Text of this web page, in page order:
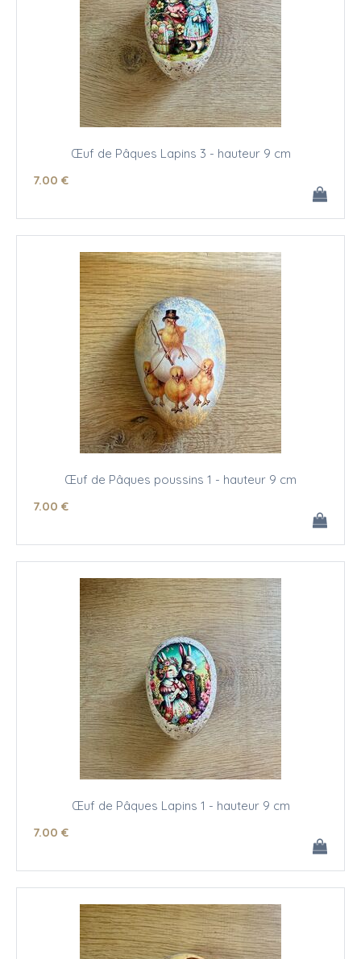
Œuf de Pâques Lapins 3 - hauteur 9 cm
7.00 €
Œuf de Pâques poussins 1 - hauteur 9 cm
7.00 €
Œuf de Pâques Lapins 1 - hauteur 9 cm
7.00 €